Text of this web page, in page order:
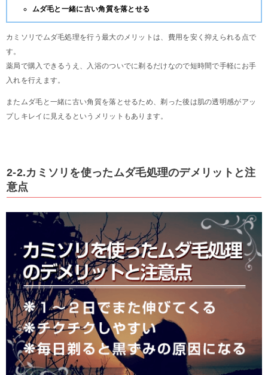
ムダ毛と一緒に古い角質を落とせる
カミソリでムダ毛処理を行う最大のメリットは、費用を安く抑えられる点で
す。
薬局で購入できるうえ、入浴のついでに剃るだけなので短時間で手軽にお手
入れを行えます。
またムダ毛と一緒に古い角質を落とせるため、剃った後は肌の透明感がアッ
プしキレイに見えるというメリットもあります。
2-2.カミソリを使ったムダ毛処理のデメリットと注
意点